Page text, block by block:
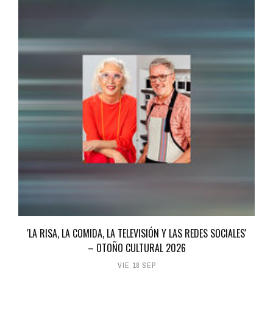
'LA RISA, LA COMIDA, LA TELEVISIÓN Y LAS REDES SOCIALES'
– OTOÑO CULTURAL 2026
VIE 18 SEP